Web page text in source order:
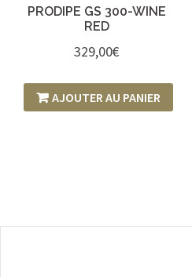
PRODIPE GS 300-WINE
RED
329,00€
AJOUTER AU PANIER